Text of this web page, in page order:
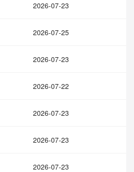
2026-07-23
2026-07-25
2026-07-23
2026-07-22
2026-07-23
2026-07-23
2026-07-23